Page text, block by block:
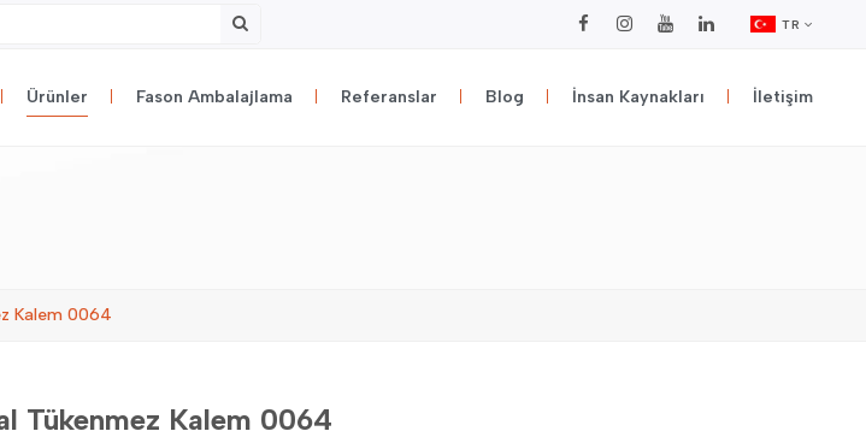
TR
Ürünler Fason Ambalajlama Referanslar Blog İnsan Kaynakları İletişim
Kalem 0064
Tükenmez Kalem 0064